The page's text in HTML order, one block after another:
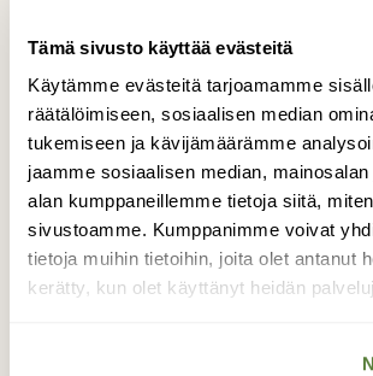
Tämä sivusto käyttää evästeitä
Käytämme evästeitä tarjoamamme
räätälöimiseen, sosiaalisen median
tukemiseen ja kävijämäärämme
jaamme sosiaalisen median,
alan kumppaneillemme tietoja siitä,
sivustoamme. Kumppanimme voivat
tietoja muihin tietoihin, joita olet antanut
kerätty, kun olet käyttänyt heidän
Luonto
Puron virtaus ja kemia ovat
teoksen.
Valokuvaaja: Reijo Juurinen,